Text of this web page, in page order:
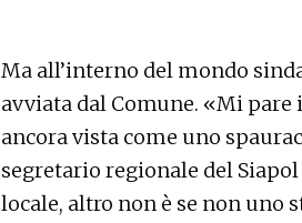
Ma all’interno del mondo
avviata dal Comune. «Mi
ancora vista come uno
segretario regionale del
locale, altro non è se non uno